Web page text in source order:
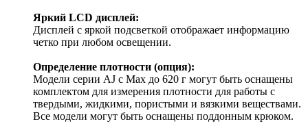
Яркий LCD дисплей:
Дисплей с яркой подсветкой отображает информацию
четко при любом освещении.
Определение плотности (опция):
Модели серии AJ с Max до 620 г могут быть оснащены
комплектом для измерения плотности для работы с
твердыми, жидкими, пористыми и вязкими веществами.
Все модели могут быть оснащены поддонным крюком.